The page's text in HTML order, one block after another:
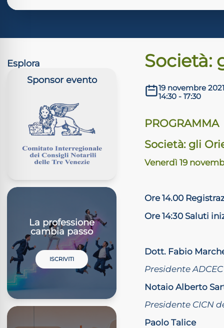
Esplora
Sponsor evento
La professione
cambia passo
ISCRIVITI
Società:
19 novembre 2021
14:30 - 17:30
PROGRAMMA
Società: gli
Venerdì 19
Ore 14.00
Ore 14:30 Saluti
Dott. Fabio
Presidente
Notaio Alberto
Presidente CICN
Paolo Talice